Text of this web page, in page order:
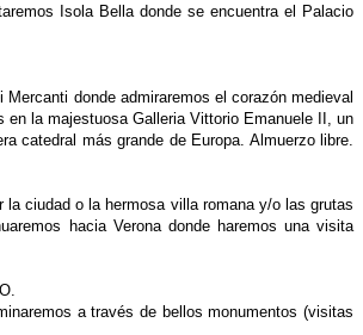
Isola Bella donde se encuentra el Palacio
Mercanti donde admiraremos el corazón medieval
en la majestuosa Galleria Vittorio Emanuele II, un
catedral más grande de Europa. Almuerzo libre.
laciudad o la hermosa villa romana y/o las grutas
hacia Verona donde haremos una visita
a través de bellos monumentos (visitas